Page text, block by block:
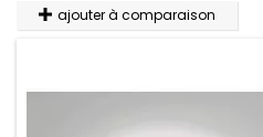
ajouter à comparaison